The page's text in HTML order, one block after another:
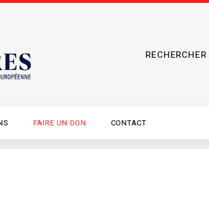
RECHERCHER
FAIRE UN DON CONTACT